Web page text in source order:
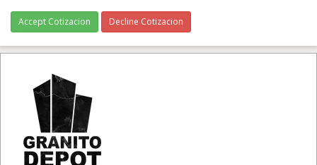
Accept Cotizacion Decline Cotizacion